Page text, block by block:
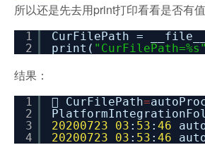
所以还是先去用print打印看看是否有
1
2
CurFilePath = __file__
print( "CurFilePath=%s"
结果：
1
2
3
4
 CurFilePath=
20200723
03 : 53 : 46
20200723
03 : 53 : 46